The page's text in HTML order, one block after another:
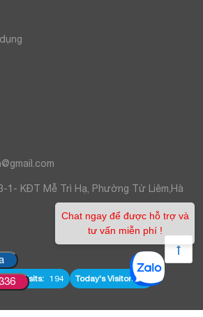
1- KĐT Mễ Trì Hạ, Phường Từ Liêm,Hà
Visits: 194 Today's Visitors:
Chat ngay để được hỗ trợ và
tư vấn miễn phí !